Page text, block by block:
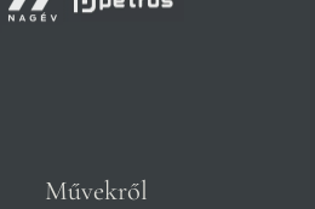
Művekről